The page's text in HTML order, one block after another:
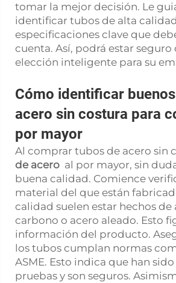
tomar la mejor decisión. Le
identificar tubos de alta
especificaciones clave que
cuenta. Así, podrá estar seguro
elección inteligente para su
Cómo identificar
acero sin costura para
por mayor
Al comprar tubos de acero sin
de acero al por mayor, sin
buena calidad. Comience
material del que están
calidad suelen estar hechos de
carbono o acero aleado. Esto
información del producto.
los tubos cumplan normas
ASME. Esto indica que han
pruebas y son seguros.